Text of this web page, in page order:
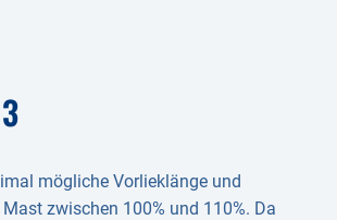
mögliche Vorlieklänge und
zwischen 100% und 110%. Da